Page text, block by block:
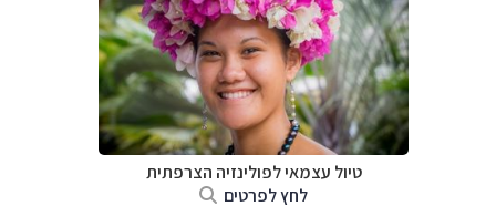
טיול עצמאי לפולינזיה הצרפתית
לחץ לפרטים